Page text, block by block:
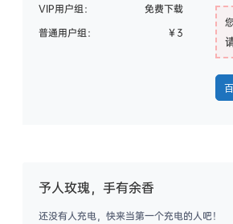
VIP用户组：
免费下载
普通用户组：
￥3
予人玫瑰，手有余香
还没有人充电，快来当第一个充电的人吧！